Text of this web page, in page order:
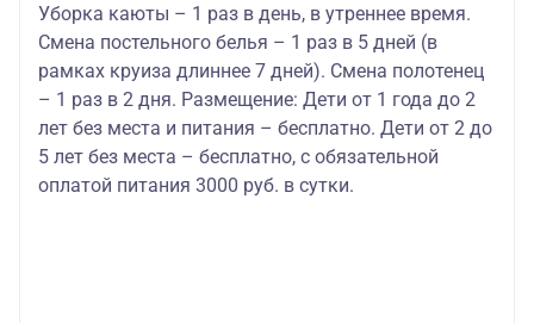
Уборка каюты – 1 раз в день, в утреннее время.
Смена постельного белья – 1 раз в 5 дней (в
рамках круиза длиннее 7 дней). Смена полотенец
– 1 раз в 2 дня. Размещение: Дети от 1 года до 2
лет без места и питания – бесплатно. Дети от 2 до
5 лет без места – бесплатно, с обязательной
оплатой питания 3000 руб. в сутки.